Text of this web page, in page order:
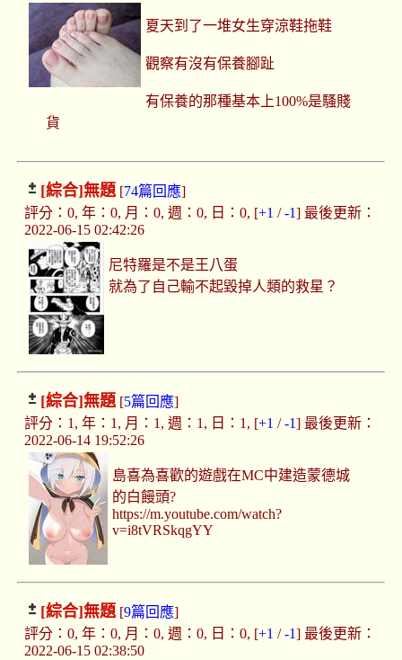
夏天到了一堆女生穿涼鞋拖鞋
觀察有沒有保養腳趾
有保養的那種基本上100%是騷賤
貨
[綜合]無題[74篇回應]
評分：0, 年：0, 月：0, 週：0, 日：0, [+1 /-1] 最後更新：
2022-06-15 02:42:26
尼特羅是不是王八蛋
就為了自己輸不起毀掉人類的救星？
[綜合]無題[5篇回應]
評分：1, 年：1, 月：1, 週：1, 日：1, [+1 /-1] 最後更新：
2022-06-14 19:52:26
島喜為喜歡的遊戲在MC中建造蒙德城
的白饅頭?
https://m.youtube.com/watch?
v=i8tVRSkqgYY
[綜合]無題[9篇回應]
評分：0, 年：0, 月：0, 週：0, 日：0, [+1 /-1] 最後更新：
2022-06-15 02:38:50